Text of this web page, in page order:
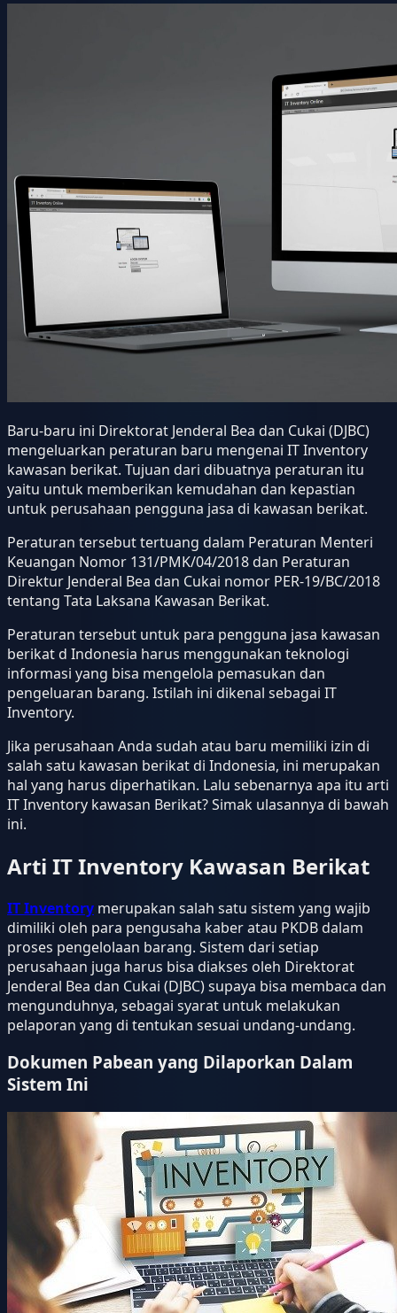
Baru-baru ini Direktorat Jenderal Bea dan Cukai (DJBC)
mengeluarkan peraturan baru mengenai IT Inventory
kawasan berikat. Tujuan dari dibuatnya peraturan itu
yaitu untuk memberikan kemudahan dan kepastian
untuk perusahaan pengguna jasa di kawasan berikat.
Peraturan tersebut tertuang dalam Peraturan Menteri
Keuangan Nomor 131/PMK/04/2018 dan Peraturan
Direktur Jenderal Bea dan Cukai nomor PER-19/BC/2018
tentang Tata Laksana Kawasan Berikat.
Peraturan tersebut untuk para pengguna jasa kawasan
berikat d Indonesia harus menggunakan teknologi
informasi yang bisa mengelola pemasukan dan
pengeluaran barang. Istilah ini dikenal sebagai IT
Inventory.
Jika perusahaan Anda sudah atau baru memiliki izin di
salah satu kawasan berikat di Indonesia, ini merupakan
hal yang harus diperhatikan. Lalu sebenarnya apa itu arti
IT Inventory kawasan Berikat? Simak ulasannya di bawah
ini.
Arti IT Inventory Kawasan Berikat
IT Inventory merupakan salah satu sistem yang wajib
dimiliki oleh para pengusaha kaber atau PKDB dalam
proses pengelolaan barang. Sistem dari setiap
perusahaan juga harus bisa diakses oleh Direktorat
Jenderal Bea dan Cukai (DJBC) supaya bisa membaca dan
mengunduhnya, sebagai syarat untuk melakukan
pelaporan yang di tentukan sesuai undang-undang.
Dokumen Pabean yang Dilaporkan Dalam
Sistem Ini